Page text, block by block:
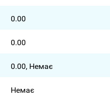
0.00
0.00
0.00, Немає
Немає